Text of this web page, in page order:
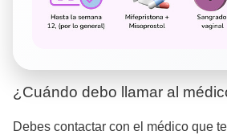
¿Cuándo debo llamar al
Debes contactar con el médico que